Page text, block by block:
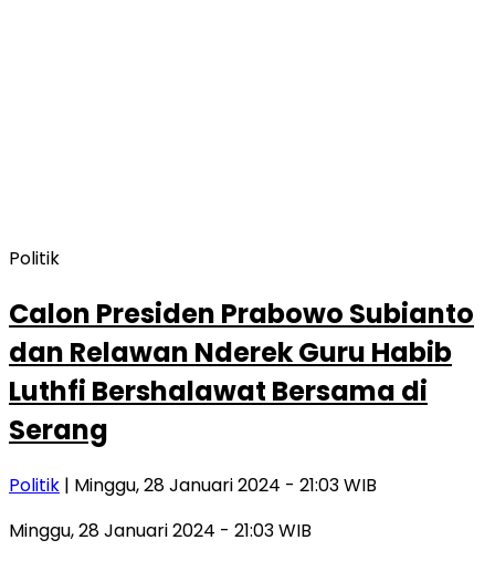
Politik
Calon Presiden Prabowo Subianto
dan Relawan Nderek Guru Habib
Luthfi Bershalawat Bersama di
Serang
Politik | Minggu, 28 Januari 2024 - 21:03 WIB
Minggu, 28 Januari 2024 - 21:03 WIB